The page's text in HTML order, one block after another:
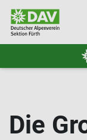
Die